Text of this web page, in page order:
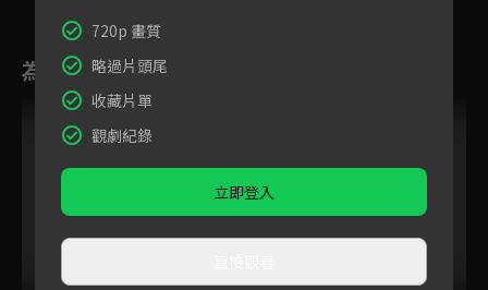
為您推薦
VIP
720p 畫質
略過片頭尾
收藏片單
觀劇紀錄
立即登入